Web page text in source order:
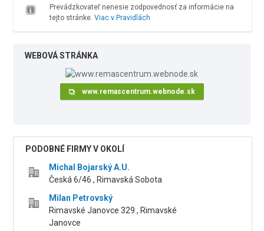
Prevádzkovateľ nenesie zodpovednosť za informácie na
tejto stránke. Viac v Pravidlách
WEBOVÁ STRÁNKA
www.remascentrum.webnode.sk
PODOBNÉ FIRMY V OKOLÍ
Michal Bojarský A.U.
Česká 6/46 , Rimavská Sobota
Milan Petrovský
Rimavské Janovce 329 , Rimavské
Janovce